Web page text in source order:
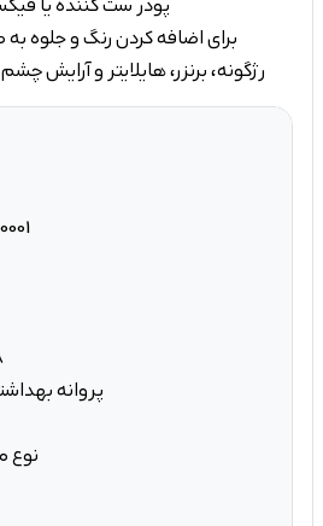
برای اضافه کردن رنگ و جلوه به
رژگونه، برنزر، هایلایتر و آرایش
پروانه
نوع